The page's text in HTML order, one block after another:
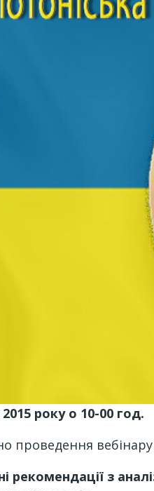
року о 10-00 год.
проведення
рекомендації з